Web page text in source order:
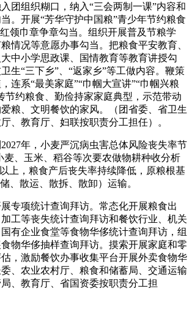
团组织糊口，纳入“三会两制一课”内容和
。开展“芳华守护中国粮”青少年节约粮食
领巾章争章勾当。组织开展普及节粮学
情况等意愿办事勾当。把粮食平安教育、
中小学思政课、国情教育等教育讲授勾
生“三下乡”、“返家乡”等工做内容。鞭策
连系“最美家庭”“巾帼大宣讲”“巾帼兴粮
节约粮食、勤俭持家家庭典型，示范带动
粮、文明餐饮的家风。（团省委、省卫生
、教育厅、妇联按职责分工担任）。
年，小麦严沉病虫害总体风险丧失率节
麦、玉米、稻谷等次要农做物耕种收分析
上，粮食产后丧失率持续降低，原粮根基
、散运、散拆、散卸）运输。
项统计查询拜访。常态化开展粮食出
工等丧失统计查询拜访和餐饮行业、机关
有企业食堂等食物华侈统计查询拜访，组
物华侈抽样查询拜访。摸索开展家庭和零
，激励餐饮办事收集平台开展外卖食物华
、农业农村厅、粮食和储蓄局、交通运输
、教育厅、省国资委按职责分工担